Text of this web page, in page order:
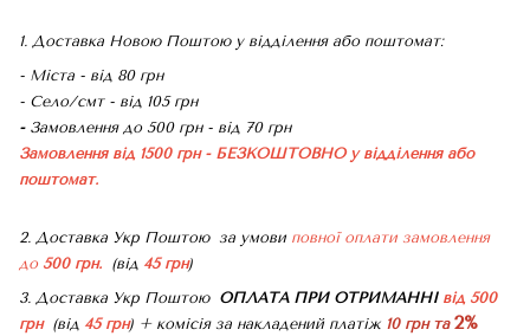
1. Доставка Новою Поштою у відділення або поштомат:
- Міста - від 80 грн
- Село/смт - від 105 грн
-Замовлення до 500 грн - від 70 грн
Замовлення від 1500 грн - БЕЗКОШТОВНО у відділення або
поштомат.
2. Доставка Укр Поштою за умови повної оплати замовлення
до 500 грн. (від 45 грн)
3. Доставка Укр ПоштоюОПЛАТА ПРИ ОТРИМАННІ від 500
грн (від 45 грн) + комісія за накладений платіж 10 грн та 2%